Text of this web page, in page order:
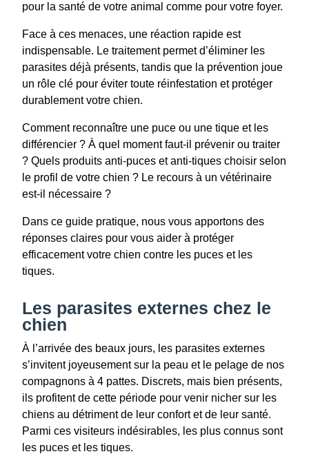
pour la santé de votre animal comme pour votre foyer.
Face à ces menaces, une réaction rapide est
indispensable. Le traitement permet d’éliminer les
parasites déjà présents, tandis que la prévention joue
un rôle clé pour éviter toute réinfestation et protéger
durablement votre chien.
Comment reconnaître une puce ou une tique et les
différencier ? À quel moment faut-il prévenir ou traiter
? Quels produits anti-puces et anti-tiques choisir selon
le profil de votre chien ? Le recours à un vétérinaire
est-il nécessaire ?
Dans ce guide pratique, nous vous apportons des
réponses claires pour vous aider à protéger
efficacement votre chien contre les puces et les
tiques.
Les parasites externes chez le
chien
À l’arrivée des beaux jours, les parasites externes
s’invitent joyeusement sur la peau et le pelage de nos
compagnons à 4 pattes. Discrets, mais bien présents,
ils profitent de cette période pour venir nicher sur les
chiens au détriment de leur confort et de leur santé.
Parmi ces visiteurs indésirables, les plus connus sont
les puces et les tiques.